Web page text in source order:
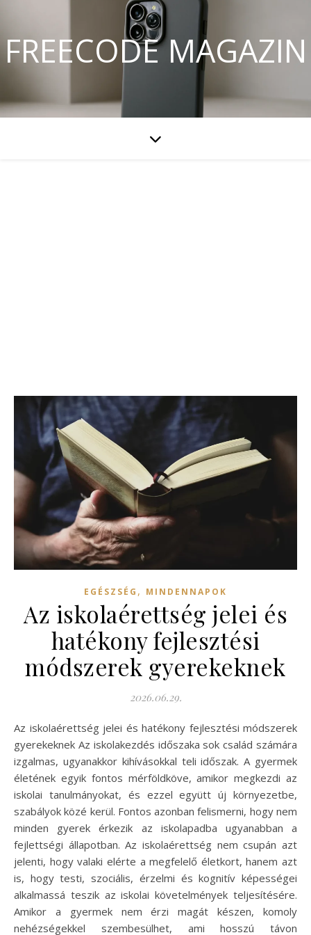
FREECODE MAGAZIN
EGÉSZSÉG , MINDENNAPOK
Az iskolaérettség jelei és
hatékony fejlesztési
módszerek gyerekeknek
2026.06.29.
Az iskolaérettség jelei és hatékony fejlesztési módszerek
gyerekeknek Az iskolakezdés időszaka sok család számára
izgalmas, ugyanakkor kihívásokkal teli időszak. A gyermek
életének egyik fontos mérföldköve, amikor megkezdi az
iskolai tanulmányokat, és ezzel együtt új környezetbe,
szabályok közé kerül. Fontos azonban felismerni, hogy nem
minden gyerek érkezik az iskolapadba ugyanabban a
fejlettségi állapotban. Az iskolaérettség nem csupán azt
jelenti, hogy valaki elérte a megfelelő életkort, hanem azt
is, hogy testi, szociális, érzelmi és kognitív képességei
alkalmassá teszik az iskolai követelmények teljesítésére.
Amikor a gyermek nem érzi magát készen, komoly
nehézségekkel szembesülhet, ami hosszú távon